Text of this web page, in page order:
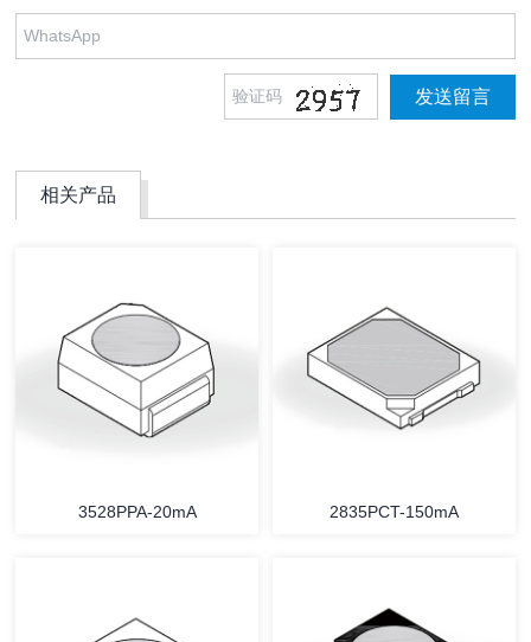
相关产品
3528PPA-20mA 2835PCT-150mA